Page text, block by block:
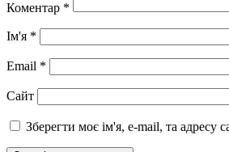
Коментар *
Ім'я *
Email *
Сайт
Зберегти моє ім'я, e-mail, та адресу